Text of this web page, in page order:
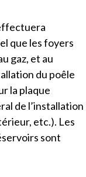
que les foyers
gaz, et au
du poêle
la plaque
de l’installation
etc.). Les
sont